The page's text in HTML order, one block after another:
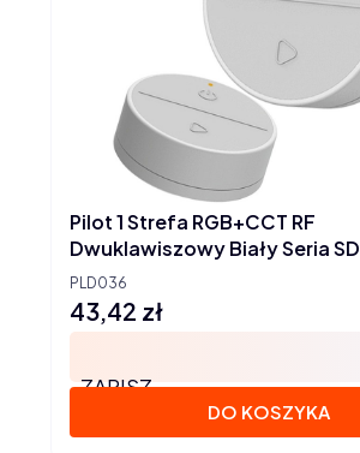
PLD036
Pilot 1 Strefa RGB+CCT RF
Dwuklawiszowy Biały Seria SD
Cena
43,42 zł
ZAPISZ
DO KOSZYKA